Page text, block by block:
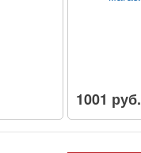
1001 руб.